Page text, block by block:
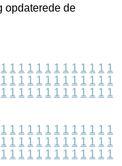
opdaterede de
1 1 1 1 1 1 1 1 1 1 1 1 1
1 1 1 1 1 1 1 1 1 1 1 1 1
1 1 1 1 1 1 1 1 1 1 1 1 1
1 1 1 1 1 1 1 1 1 1 1 1 1
1 1 1 1 1 1 1 1 1 1 1 1 1
1 1 1 1 1 1 1 1 1 1 1 1 1